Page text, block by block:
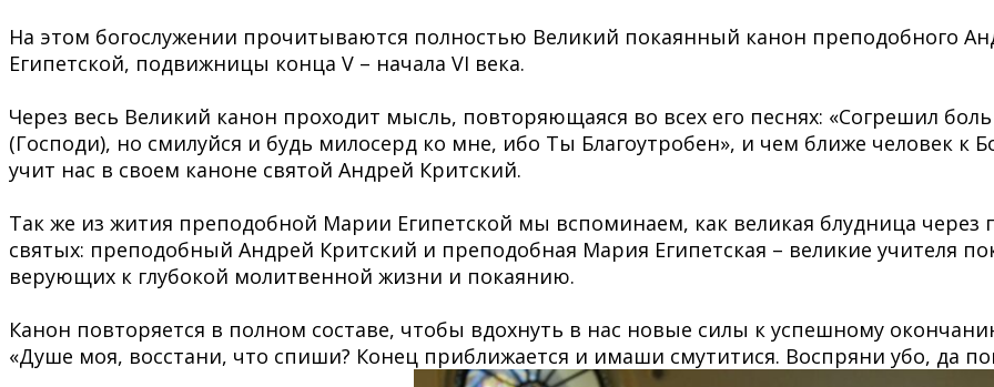
На этом богослужении прочитываются полностью Великий покаянный канон преподобного
Египетской, подвижницы конца V – начала VI века.
Через весь Великий канон проходит мысль, повторяющаяся во всех его песнях: «Согрешил
(Господи), но смилуйся и будь милосерд ко мне, ибо Ты Благоутробен», и чем ближе человек к
учит нас в своем каноне святой Андрей Критский.
Так же из жития преподобной Марии Египетской мы вспоминаем, как великая блудница через
святых: преподобный Андрей Критский и преподобная Мария Египетская – великие учителя
верующих к глубокой молитвенной жизни и покаянию.
Канон повторяется в полном составе, чтобы вдохнуть в нас новые силы к успешному
«Душе моя, восстани, что спиши? Конец приближается и имаши смутитися. Воспряни убо, да